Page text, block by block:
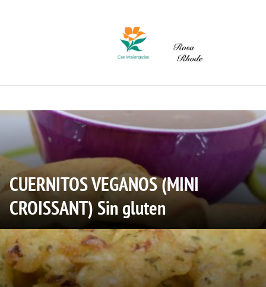
CUERNITOS VEGANOS (MINI
CROISSANT) Sin gluten